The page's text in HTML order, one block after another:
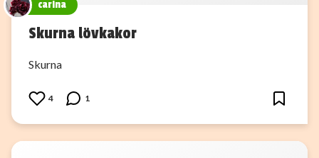
carina
Skurna lövkakor
Skurna
4 1